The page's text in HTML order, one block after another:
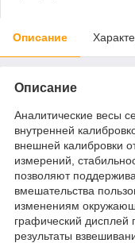
Описание
Описание
Аналитические весы
внутренней
внешней калибровки
измерений,
позволяют
вмешательства
изменениям
графический дисплей
результаты